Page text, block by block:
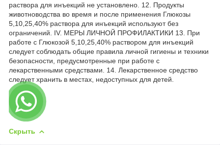
раствора для инъекций не установлено. 12. Продукты
животноводства во время и после применения Глюкозы
5,10,25,40% раствора для инъекций используют без
ограничений. IV. МЕРЫ ЛИЧНОЙ ПРОФИЛАКТИКИ 13. При
работе с Глюкозой 5,10,25,40% раствором для инъекций
следует соблюдать общие правила личной гигиены и техники
безопасности, предусмотренные при работе с
лекарственными средствами. 14. Лекарственное средство
следует хранить в местах, недоступных для детей.
Скрыть